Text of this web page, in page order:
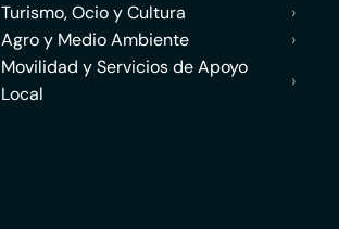
Turismo, Ocio y Cultura
›
Agro y Medio Ambiente
›
Movilidad y Servicios de Apoyo
Local
›